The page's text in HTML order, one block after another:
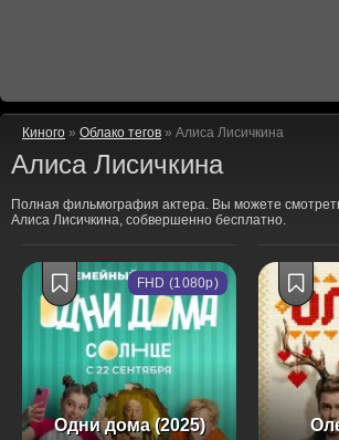
Киного » Облако тегов » Алиса Лисичкина
Алиса Лисичкина
Полная фильмография актера. Вы можете
Алиса Лисичкина, собвершенно бесплатно.
Одни дома (2025)
FHD (1080p)